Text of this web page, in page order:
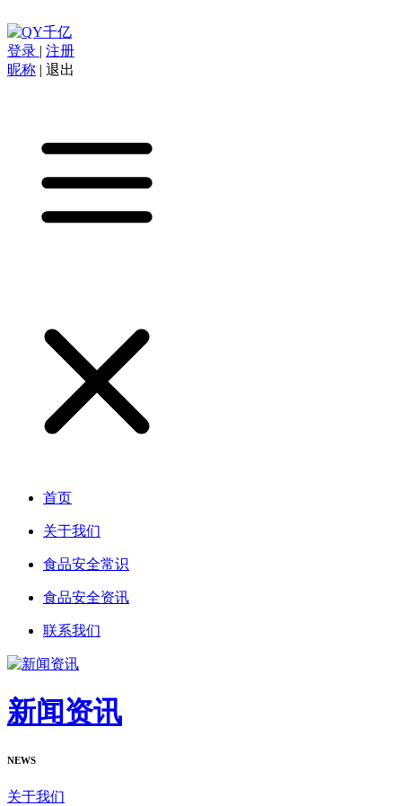
登录 | 注册
昵称 | 退出
首页
关于我们
食品安全常识
食品安全资讯
联系我们
新闻资讯
NEWS
关于我们